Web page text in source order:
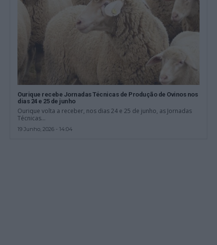
Ourique recebe Jornadas Técnicas de Produção de Ovinos nos
dias 24 e 25 de junho
Ourique volta a receber, nos dias 24 e 25 de junho, as Jornadas
Técnicas...
19 Junho, 2026 - 14:04